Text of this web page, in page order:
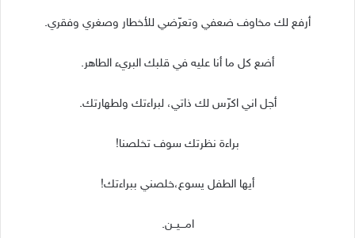
أرفع لك مخاوف ضعفي وتعرّضي للأخطار وصغري وفقري.
أضع كل ما أنا عليه في قلبك البريء الطاهر.
أجل اني اكرّس لك ذاتي، لبراءتك ولطهارتك.
براءة نظرتك سوف تخلصنا!
أيها الطفل يسوع،خلصني ببراءتك!
امـــيــن.